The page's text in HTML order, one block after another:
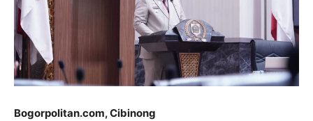
Bogorpolitan.com, Cibinong